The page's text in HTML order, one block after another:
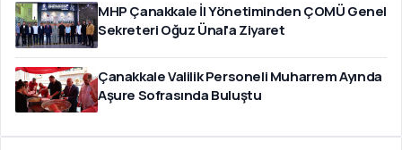
MHP Çanakkale İl Yönetiminden ÇOMÜ Genel
Sekreteri Oğuz Ünal'a Ziyaret
Çanakkale Valilik Personeli Muharrem Ayında
Aşure Sofrasında Buluştu